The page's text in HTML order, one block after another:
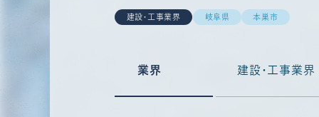
建設・工事業界 岐阜県 本巣市
業界 建設・工事業界